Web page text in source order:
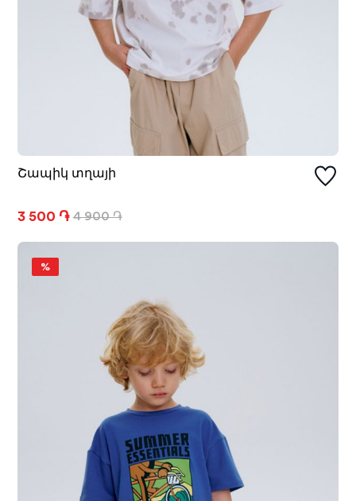
Շապիկ տղայի
3 500 ֏ 4 900 ֏
%